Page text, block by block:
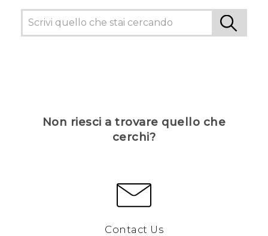
Non riesci a trovare quello che
cerchi?
Contact Us